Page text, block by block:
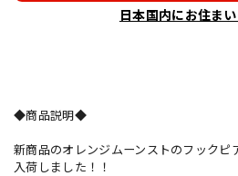
日本国内にお住ま
◆商品説明◆
新商品のオレンジムーンストのフックピ
入荷しました！！